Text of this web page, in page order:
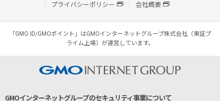
プライバシーポリシー
会社概要
「GMO ID/GMOポイント」はGMOインターネットグループ株式会社（東証プ
ライム上場）が運営しています。
GMOインターネットグループのセキュリティ事業について